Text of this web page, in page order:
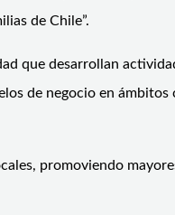
de Chile”.
que desarrollan
de negocio en
promoviendo